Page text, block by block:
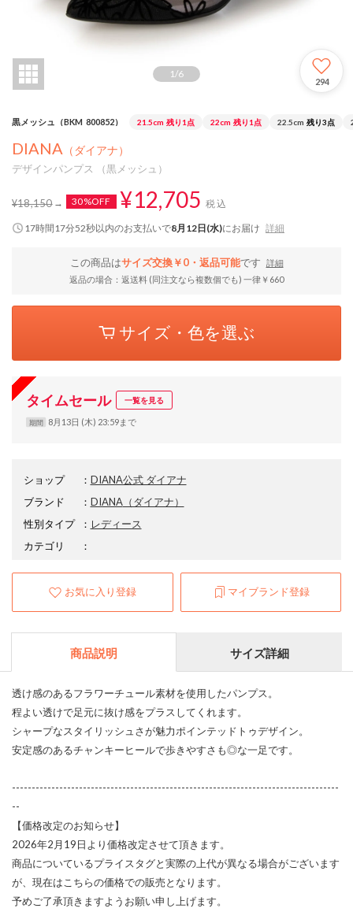
1 /6
294
黒メッシュ（BKM_800852） 21.5cm 残り1点 22cm 残り1点 22.5cm 残り3点
DIANA （ダイアナ）
デザインパンプス （黒メッシュ）
¥18,150 30%OFF ¥12,705 税込
17時間17分51秒以内のお支払いで8月12日(水)にお届け 詳細
この商品はサイズ交換￥0・返品可能です
詳細
返品の場合：返送料 (同注文なら複数個でも) 一律￥660
サイズ・色を選ぶ
タイムセール 一覧を見る
期間 8月13日 (木) 23:59まで
ショップ ： DIANA公式 ダイアナ
ブランド
： DIANA（ダイアナ）
性別タイプ
： レディース
カテゴリ
：
お気に入り登録 マイブランド登録
商品説明 サイズ詳細
透け感のあるフラワーチュール素材を使用したパンプス。
程よい透けで足元に抜け感をプラスしてくれます。
シャープなスタイリッシュさが魅力ポインテッドトゥデザイン。
安定感のあるチャンキーヒールで歩きやすさも◎な一足です。
-----------------------------------------------------------------------------------
--
【価格改定のお知らせ】
2026年2月19日より価格改定させて頂きます。
商品についているプライスタグと実際の上代が異なる場合がございます
が、現在はこちらの価格での販売となります。
予めご了承頂きますようお願い申し上げます。